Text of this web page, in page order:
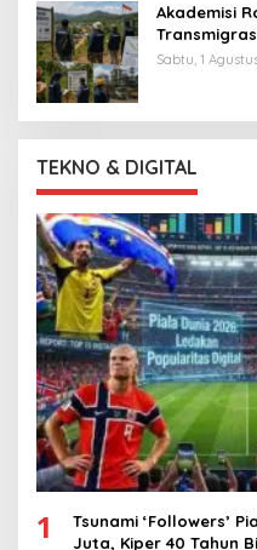
Akademisi
Sabtu, 1
TEKNO & DIGITAL
1
Tsunami ‘Followers’
Juta, Kiper 40 Tahun